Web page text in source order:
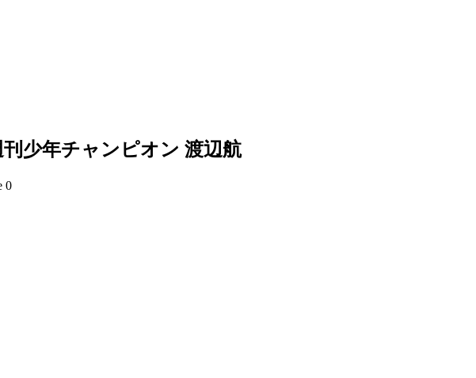
少年チャンピオン 渡辺航